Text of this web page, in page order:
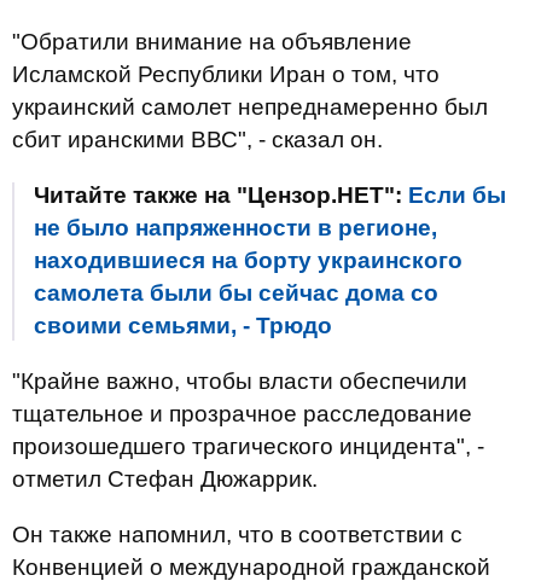
"Обратили внимание на объявление
Исламской Республики Иран о том, что
украинский самолет непреднамеренно был
сбит иранскими ВВС", - сказал он.
Читайте также на "Цензор.НЕТ": Если бы
не было напряженности в регионе,
находившиеся на борту украинского
самолета были бы сейчас дома со
своими семьями, - Трюдо
"Крайне важно, чтобы власти обеспечили
тщательное и прозрачное расследование
произошедшего трагического инцидента", -
отметил Стефан Дюжаррик.
Он также напомнил, что в соответствии с
Конвенцией о международной гражданской